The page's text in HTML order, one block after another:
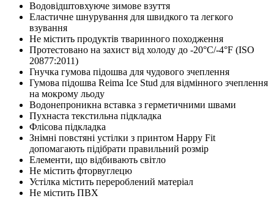
Водовідштовхуюче зимове взуття
Еластичне шнурування для швидкого та легкого
взування
Не містить продуктів тваринного походження
Протестовано на захист від холоду до -20°C/-4°F (ISO
20877:2011)
Гнучка гумова підошва для чудового зчеплення
Гумова підошва Reima Ice Stud для відмінного зчеплення
на мокрому льоду
Водонепроникна вставка з герметичними швами
Пухнаста текстильна підкладка
Флісова підкладка
Знімні повстяні устілки з принтом Happy Fit
допомагають підібрати правильний розмір
Елементи, що відбивають світло
Не містить фторвуглецю
Устілка містить перероблений матеріал
Не містить ПВХ